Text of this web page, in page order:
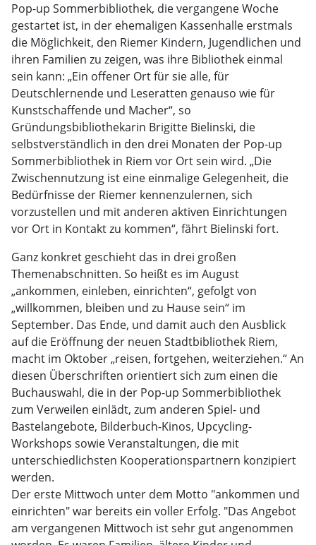
Pop-up Sommerbibliothek, die vergangene Woche
gestartet ist, in der ehemaligen Kassenhalle erstmals
die Möglichkeit, den Riemer Kindern, Jugendlichen und
ihren Familien zu zeigen, was ihre Bibliothek einmal
sein kann: „Ein offener Ort für sie alle, für
Deutschlernende und Leseratten genauso wie für
Kunstschaffende und Macher“, so
Gründungsbibliothekarin Brigitte Bielinski, die
selbstverständlich in den drei Monaten der Pop-up
Sommerbibliothek in Riem vor Ort sein wird. „Die
Zwischennutzung ist eine einmalige Gelegenheit, die
Bedürfnisse der Riemer kennenzulernen, sich
vorzustellen und mit anderen aktiven Einrichtungen
vor Ort in Kontakt zu kommen“, fährt Bielinski fort.
Ganz konkret geschieht das in drei großen
Themenabschnitten. So heißt es im August
„ankommen, einleben, einrichten“, gefolgt von
„willkommen, bleiben und zu Hause sein“ im
September. Das Ende, und damit auch den Ausblick
auf die Eröffnung der neuen Stadtbibliothek Riem,
macht im Oktober „reisen, fortgehen, weiterziehen.“ An
diesen Überschriften orientiert sich zum einen die
Buchauswahl, die in der Pop-up Sommerbibliothek
zum Verweilen einlädt, zum anderen Spiel- und
Bastelangebote, Bilderbuch-Kinos, Upcycling-
Workshops sowie Veranstaltungen, die mit
unterschiedlichsten Kooperationspartnern konzipiert
werden.
Der erste Mittwoch unter dem Motto "ankommen und
einrichten" war bereits ein voller Erfolg. "Das Angebot
am vergangenen Mittwoch ist sehr gut angenommen